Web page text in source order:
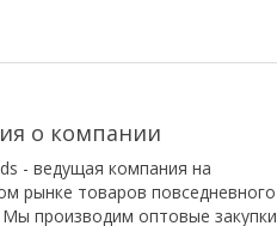
о компании
- ведущая компания на
рынке товаров повседневного
Мы производим оптовые закупки